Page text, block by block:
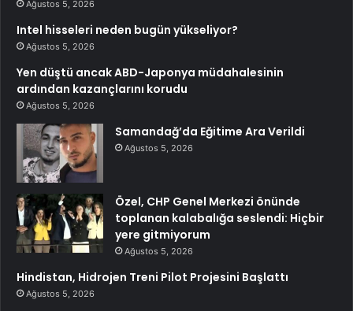
Ağustos 5, 2026
Intel hisseleri neden bugün yükseliyor?
Ağustos 5, 2026
Yen düştü ancak ABD-Japonya müdahalesinin
ardından kazançlarını korudu
Ağustos 5, 2026
Samandağ’da Eğitime Ara Verildi
Ağustos 5, 2026
Özel, CHP Genel Merkezi önünde
toplanan kalabalığa seslendi: Hiçbir
yere gitmiyorum
Ağustos 5, 2026
Hindistan, Hidrojen Treni Pilot Projesini Başlattı
Ağustos 5, 2026